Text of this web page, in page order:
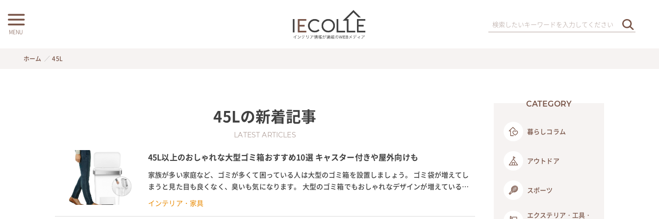
MENU
ホーム 45L
45Lの新着記事
LATEST ARTICLES
45L以上のおしゃれな大型ゴミ箱おすすめ10選 キャスター付きや屋外向けも
家族が多い家庭など、ゴミが多くて困っている人は大型のゴミ箱を設置しましょう。 ゴミ袋が増えてし
まうと見た目も良くなく、臭いも気になります。 大型のゴミ箱でもおしゃれなデザインが増えているの
で、この機会に買い替えるのがおすすめ。 ゴミの分別を...
インテリア・家具
CATEGORY
暮らしコラム
アウトドア
スポーツ
エクステリア・工具・